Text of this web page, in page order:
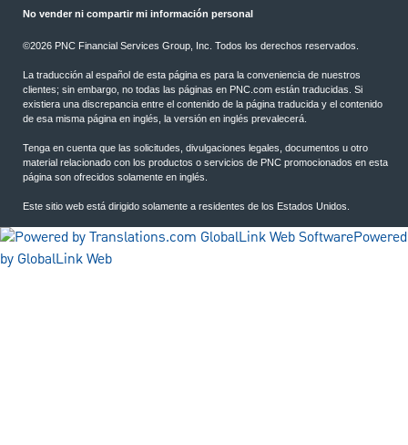
No vender ni compartir mi información personal
©2026 PNC Financial Services Group, Inc. Todos los derechos reservados.
La traducción al español de esta página es para la conveniencia de nuestros
clientes; sin embargo, no todas las páginas en PNC.com están traducidas. Si
existiera una discrepancia entre el contenido de la página traducida y el contenido
de esa misma página en inglés, la versión en inglés prevalecerá.
Tenga en cuenta que las solicitudes, divulgaciones legales, documentos u otro
material relacionado con los productos o servicios de PNC promocionados en esta
página son ofrecidos solamente en inglés.
Este sitio web está dirigido solamente a residentes de los Estados Unidos.
Powered
by GlobalLink Web